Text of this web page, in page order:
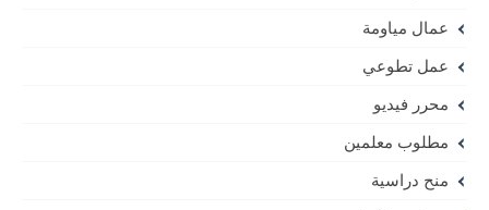
عمال مياومة
عمل تطوعي
محرر فيديو
مطلوب معلمين
منح دراسية